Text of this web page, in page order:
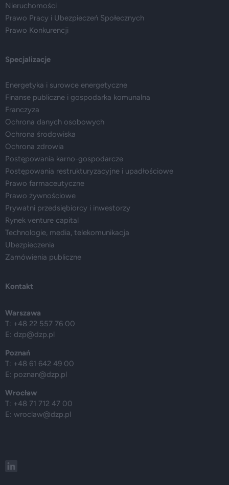
Nieruchomości
Prawo Pracy i Ubezpieczeń Społecznych
Prawo Konkurencji
Specjalizacje
Energetyka i surowce energetyczne
Finanse publiczne i gospodarka komunalna
Franczyza
Ochrona danych osobowych
Ochrona środowiska
Ochrona zdrowia
Postępowania karno-gospodarcze
Postępowania restrukturyzacyjne i upadłościowe
Prawo farmaceutyczne
Prawo żywnościowe
Prywatni przedsiębiorcy i inwestorzy
Rynek venture capital
Technologie, media, telekomunikacja
Ubezpieczenia
Zamówienia publiczne
Kontakt
Warszawa
T: +48 22 557 76 00
E: dzp@dzp.pl
Poznań
T: +48 61 642 49 00
E: poznan@dzp.pl
Wrocław
T: +48 71 712 47 00
E: wroclaw@dzp.pl